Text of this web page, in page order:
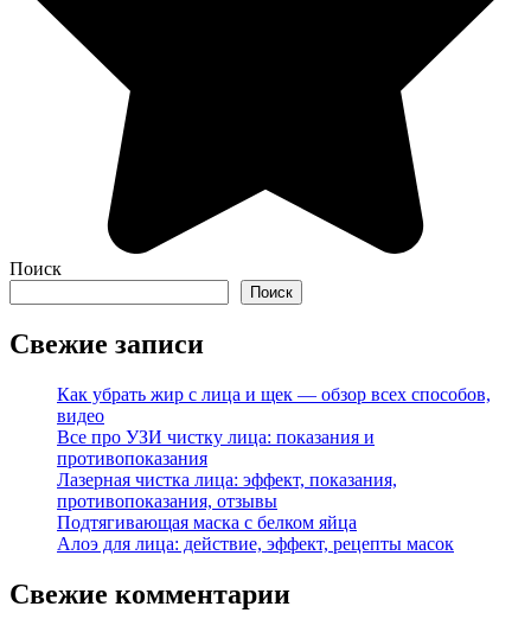
Поиск
Поиск
Свежие записи
Как убрать жир с лица и щек — обзор всех способов,
видео
Все про УЗИ чистку лица: показания и
противопоказания
Лазерная чистка лица: эффект, показания,
противопоказания, отзывы
Подтягивающая маска с белком яйца
Алоэ для лица: действие, эффект, рецепты масок
Свежие комментарии